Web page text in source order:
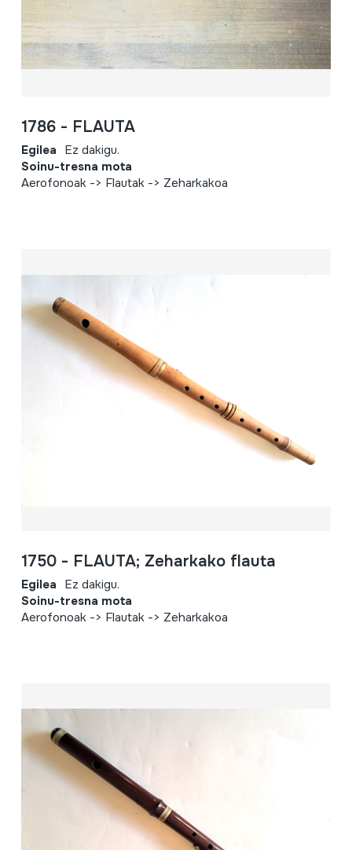
1786 - FLAUTA
Egilea Ez dakigu.
Soinu-tresna mota
Aerofonoak -> Flautak -> Zeharkakoa
1750 - FLAUTA; Zeharkako flauta
Egilea Ez dakigu.
Soinu-tresna mota
Aerofonoak -> Flautak -> Zeharkakoa